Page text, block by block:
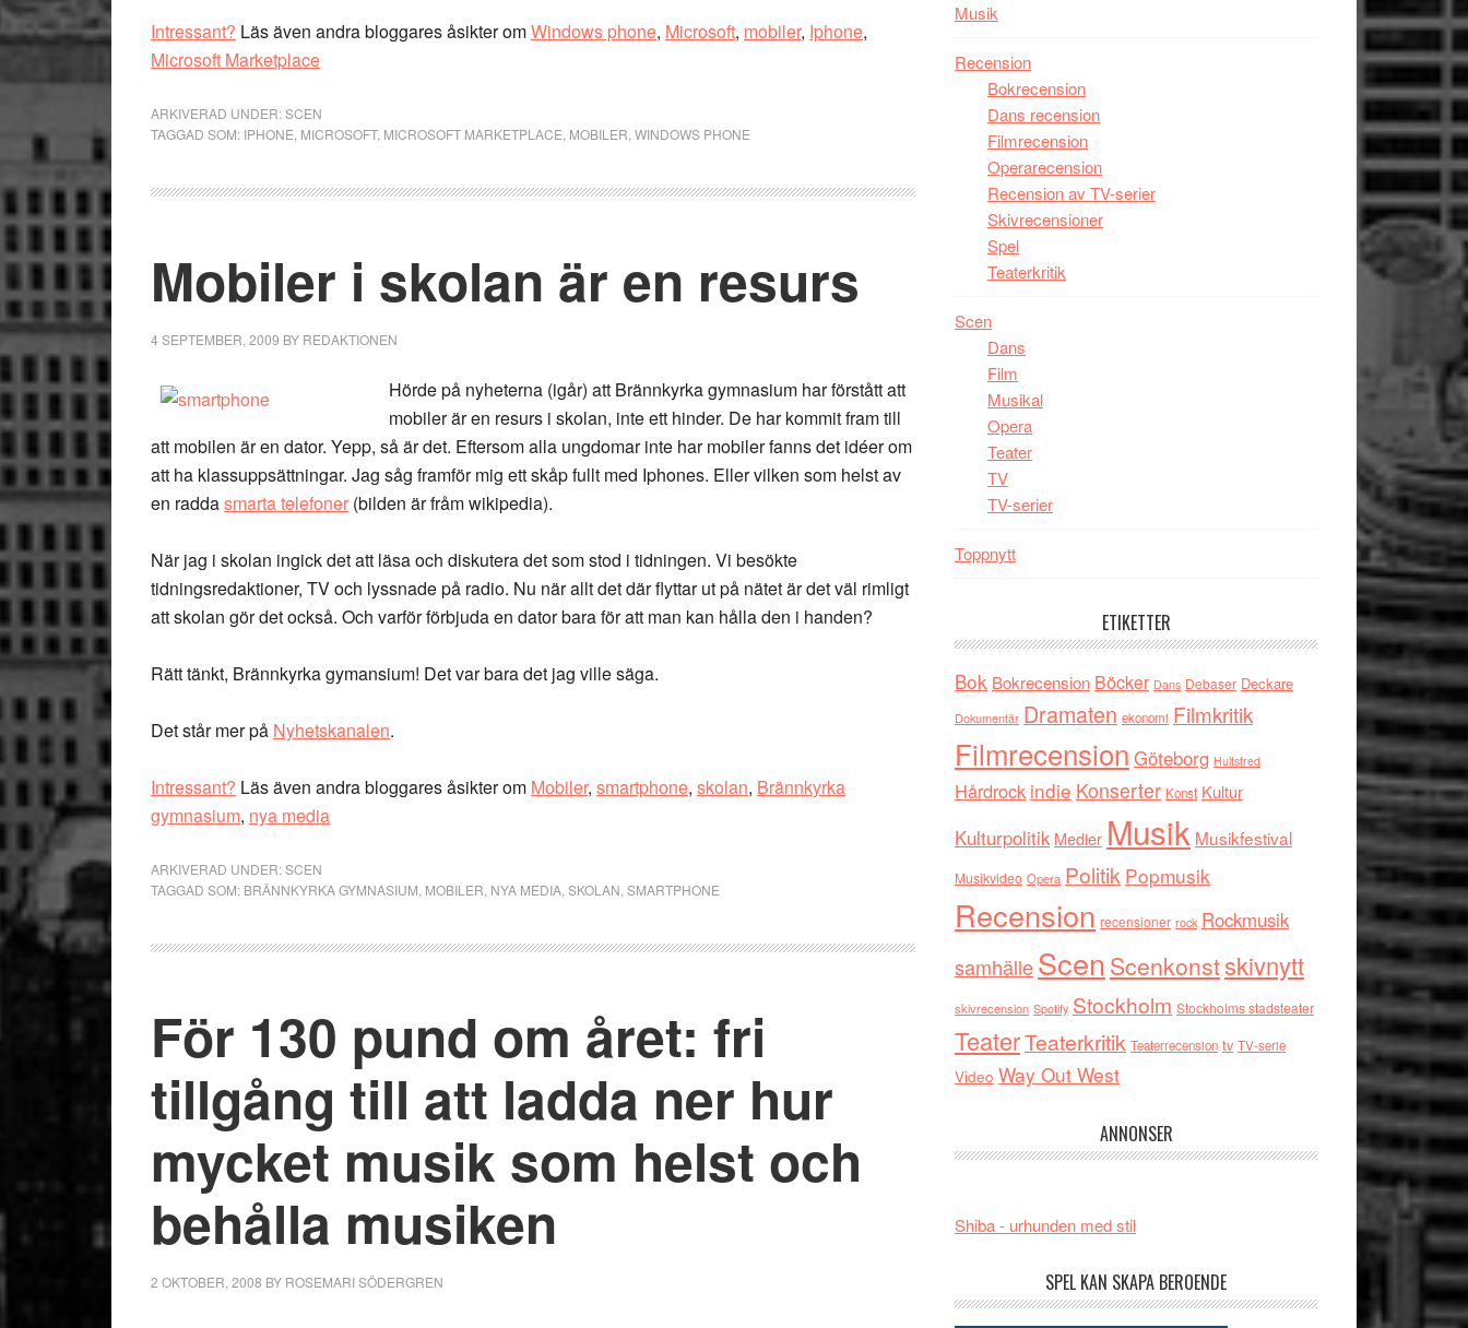
Intressant? Läs även andra bloggares åsikter omWindows phone, Microsoft, mobiler, Iphone,
Microsoft Marketplace
ARKIVERAD UNDER:SCEN
TAGGAD SOM: IPHONE MICROSOFT, MICROSOFT MARKETPLACE MOBILER WINDOWS PHONE
Mobiler i skolan är en resurs
4 SEPTEMBER, 2009 BY REDAKTIONEN
Hörde på nyheterna (igår) att Brännkyrka gymnasium har förstått att
mobiler är en resurs i skolan, inte ett hinder. De har kommit fram till
att mobilen är en dator. Yepp, så är det. Eftersom alla ungdomar inte har mobiler fanns det idéer om
att ha klassuppsättningar. Jag såg framför mig ett skåp fullt med Iphones. Eller vilken som helst av
en raddasmarta telefoner (bilden är fråm wikipedia).
När jag i skolan ingick det att läsa och diskutera det som stod i tidningen. Vi besökte
tidningsredaktioner, TV och lyssnade på radio. Nu när allt det där flyttar ut på nätet är det väl rimligt
att skolan gör det också. Och varför förbjuda en dator bara för att man kan hålla den i handen?
Rätt tänkt, Brännkyrka gymansium! Det var bara det jag ville säga.
Det står mer på Nyhetskanalen.
Intressant? Läs även andra bloggares åsikter om Mobiler, smartphone, skolan, Brännkyrka
gymnasium, nya media
ARKIVERAD UNDER:SCEN
TAGGAD SOM: BRÄNNKYRKA GYMNASIUM MOBILER NYA MEDIA SKOLAN SMARTPHONE
För 130 pund om året: fri
tillgång till att ladda ner hur
mycket musik som helst och
behålla musiken
2 OKTOBER, 2008 BY ROSEMARI SÖDERGREN
Musik
Recension
Bokrecension
Dans recension
Filmrecension
Operarecension
Recension av TV-serier
Skivrecensioner
Spel
Teaterkritik
Scen
Dans
Film
Musikal
Opera
Teater
TV
TV-serier
Toppnytt
ETIKETTER
Bok Bokrecension Böcker Dans Debaser Deckare
Dokumentär Dramaten ekonomi Filmkritik
Filmrecension Göteborg Hultsfred
Hårdrock indie Konserter Konst Kultur
Kulturpolitik Medier Musik Musikfestival
Musikvideo Opera Politik Popmusik
Recension recensioner rock Rockmusik
samhälleScen Scenkonstskivnytt
skivrecension Spotify Stockholm Stockholms stadsteater
TeaterTeaterkritik Teaterrecension tv TV-serie
Video Way Out West
ANNONSER
Shiba - urhunden med stil
SPEL KAN SKAPA BEROENDE